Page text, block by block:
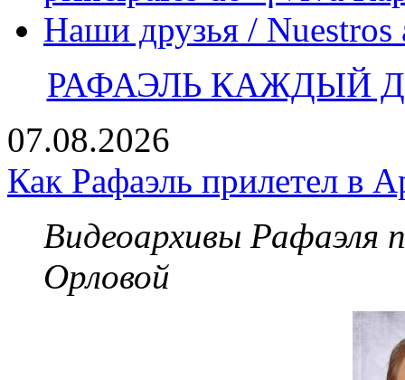
Наши друзья / Nuestros
РАФАЭЛЬ КАЖДЫЙ
07.08.2026
Как Рафаэль прилетел в
Видеоархивы Рафаэля
Орловой